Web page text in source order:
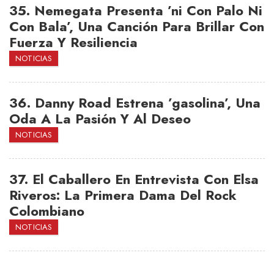
35. Nemegata Presenta ’ni Con Palo Ni
Con Bala’, Una Canción Para Brillar Con
Fuerza Y Resiliencia
NOTICIAS
36. Danny Road Estrena ’gasolina’, Una
Oda A La Pasión Y Al Deseo
NOTICIAS
37. El Caballero En Entrevista Con Elsa
Riveros: La Primera Dama Del Rock
Colombiano
NOTICIAS